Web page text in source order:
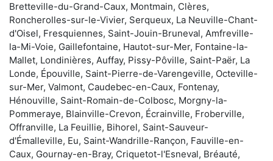
Bretteville-du-Grand-Caux, Montmain, Clères,
Roncherolles-sur-le-Vivier, Serqueux, La Neuville-Chant-
d'Oisel, Fresquiennes, Saint-Jouin-Bruneval, Amfreville-
la-Mi-Voie, Gaillefontaine, Hautot-sur-Mer, Fontaine-la-
Mallet, Londinières, Auffay, Pissy-Pôville, Saint-Paër, La
Londe, Épouville, Saint-Pierre-de-Varengeville, Octeville-
sur-Mer, Valmont, Caudebec-en-Caux, Fontenay,
Hénouville, Saint-Romain-de-Colbosc, Morgny-la-
Pommeraye, Blainville-Crevon, Écrainville, Froberville,
Offranville, La Feuillie, Bihorel, Saint-Sauveur-
d'Émalleville, Eu, Saint-Wandrille-Rançon, Fauville-en-
Caux, Gournay-en-Bray, Criquetot-l'Esneval, Bréauté,